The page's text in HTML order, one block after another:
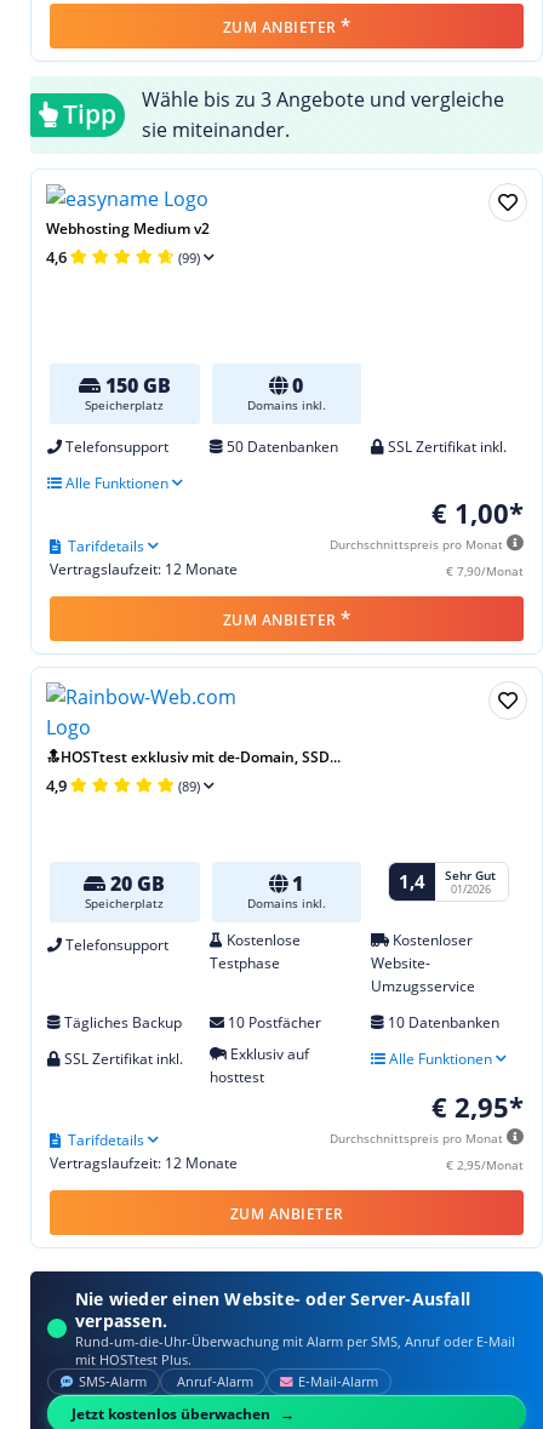
ZUM ANBIETER *
Tipp
Wähle bis zu 3 Angebote und vergleiche
sie miteinander.
Webhosting Medium v2
4,6 (99)
150 GB
Speicherplatz
0
Domains inkl.
Telefonsupport 50 Datenbanken
SSL Zertifikat inkl.
Alle Funktionen
€ 1,00*
Durchschnittspreis pro Monat
€ 7,90/Monat
Vertragslaufzeit: 12 Monate
Tarifdetails
ZUM ANBIETER *
🔝HOSTtest exklusiv mit de-Domain, SSD...
4,9 (89)
20 GB
Speicherplatz
1
Domains inkl.
1,4 Sehr Gut
01/2026
Telefonsupport
Kostenlose
Testphase
Kostenloser
Website-
Umzugsservice
Tägliches Backup
10 Postfächer
10 Datenbanken
SSL Zertifikat inkl.
Exklusiv auf
hosttest
Alle Funktionen
€ 2,95*
Durchschnittspreis pro Monat
€ 2,95/Monat
Vertragslaufzeit: 12 Monate
Tarifdetails
ZUM ANBIETER
Nie wieder einen Website- oder Server-Ausfall
verpassen.
Rund-um-die-Uhr-Überwachung mit Alarm per SMS, Anruf oder E‑Mail
mit HOSTtest Plus.
SMS‑Alarm Anruf‑Alarm E‑Mail‑Alarm
Jetzt kostenlos überwachen